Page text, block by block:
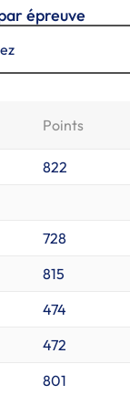
épreuve
Points
822
728
815
474
472
801